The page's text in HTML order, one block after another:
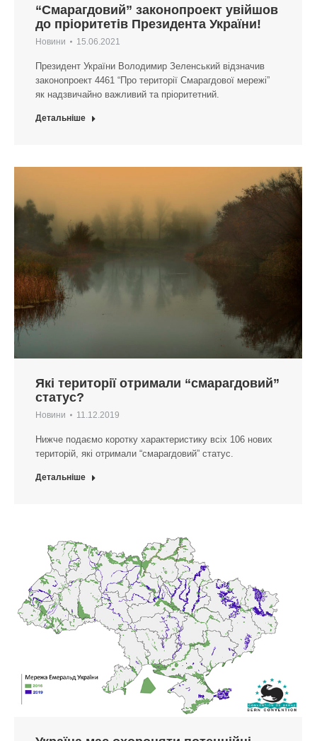
“Смарагдовий” законопроект увійшов
до пріоритетів Президента України!
Новини 15.06.2021
Президент України Володимир Зеленський відзначив
законопроект 4461 “Про території Смарагдової мережі”
як надзвичайно важливий та пріоритетний.
Детальніше
Які території отримали “смарагдовий”
статус?
Новини 11.12.2019
Нижче подаємо коротку характеристику всіх 106 нових
територій, які отримали “смарагдовий” статус.
Детальніше